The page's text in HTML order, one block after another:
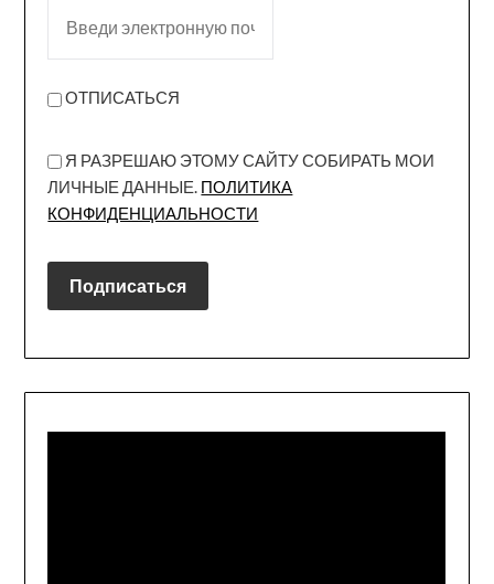
ОТПИСАТЬСЯ
Я РАЗРЕШАЮ ЭТОМУ САЙТУ СОБИРАТЬ МОИ
ЛИЧНЫЕ ДАННЫЕ. ПОЛИТИКА
КОНФИДЕНЦИАЛЬНОСТИ